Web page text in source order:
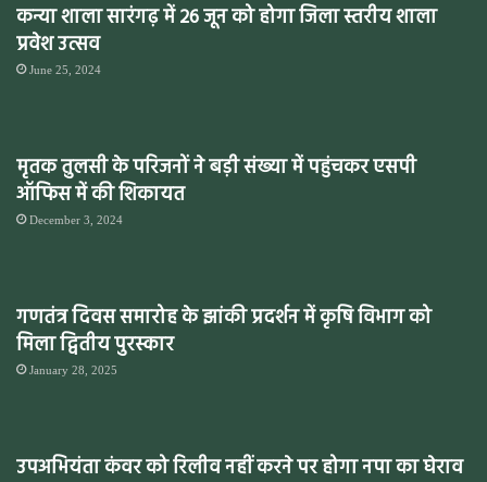
कन्या शाला सारंगढ़ में 26 जून को होगा जिला स्तरीय शाला
प्रवेश उत्सव
June 25, 2024
मृतक तुलसी के परिजनों ने बड़ी संख्या में पहुंचकर एसपी
ऑफिस में की शिकायत
December 3, 2024
गणतंत्र दिवस समारोह के झांकी प्रदर्शन में कृषि विभाग को
मिला द्वितीय पुरस्कार
January 28, 2025
उपअभियंता कंवर को रिलीव नहीं करने पर होगा नपा का घेराव